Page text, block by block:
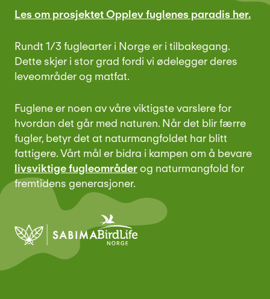
Les om prosjektet Opplev fuglenes paradis her.
Rundt 1/3 fuglearter i Norge er i tilbakegang.
Dette skjer i stor grad fordi vi ødelegger deres
leveområder og matfat.
Fuglene er noen av våre viktigste varslere for
hvordan det går med naturen. Når det blir færre
fugler, betyr det at naturmangfoldet har blitt
fattigere. Vårt mål er bidra i kampen om å bevare
livsviktige fugleområderog naturmangfold for
fremtidens generasjoner.